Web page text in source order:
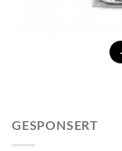
GESPONSERT